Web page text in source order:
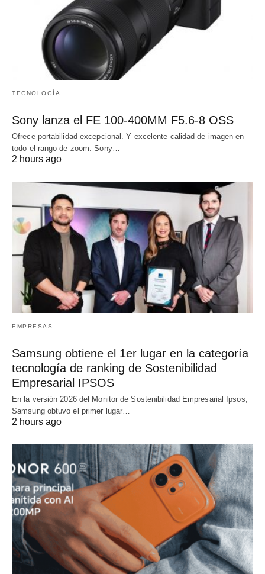
TECNOLOGÍA
Sony lanza el FE 100-400MM F5.6-8 OSS
Ofrece portabilidad excepcional. Y excelente calidad de imagen en
todo el rango de zoom. Sony…
2 hours ago
EMPRESAS
Samsung obtiene el 1er lugar en la categoría
tecnología de ranking de Sostenibilidad
Empresarial IPSOS
En la versión 2026 del Monitor de Sostenibilidad Empresarial Ipsos,
Samsung obtuvo el primer lugar…
2 hours ago